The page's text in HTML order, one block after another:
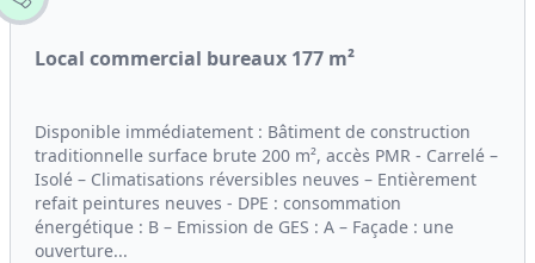
Local commercial bureaux 177 m²
Disponible immédiatement : Bâtiment de construction
traditionnelle surface brute 200 m², accès PMR - Carrelé –
Isolé – Climatisations réversibles neuves – Entièrement
refait peintures neuves - DPE : consommation
énergétique : B – Emission de GES : A – Façade : une
ouverture...